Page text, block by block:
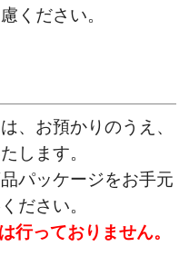
ください。
、お預かりのうえ、
します。
パッケージをお手元
ださい。
行っておりません。